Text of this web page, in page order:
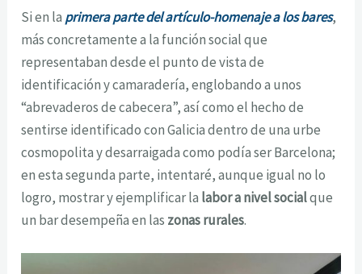
Si en la primera parte del artículo-homenaje a los bares,
más concretamente a la función social que
representaban desde el punto de vista de
identificación y camaradería, englobando a unos
“abrevaderos de cabecera”, así como el hecho de
sentirse identificado con Galicia dentro de una urbe
cosmopolita y desarraigada como podía ser Barcelona;
en esta segunda parte, intentaré, aunque igual no lo
logro, mostrar y ejemplificar la labor a nivel socialque
un bar desempeña en las zonas rurales.